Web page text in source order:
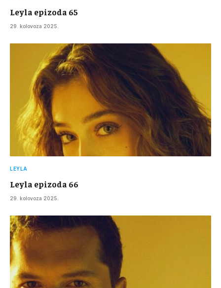
Leyla epizoda 65
29. kolovoza 2025.
LEYLA
Leyla epizoda 66
29. kolovoza 2025.